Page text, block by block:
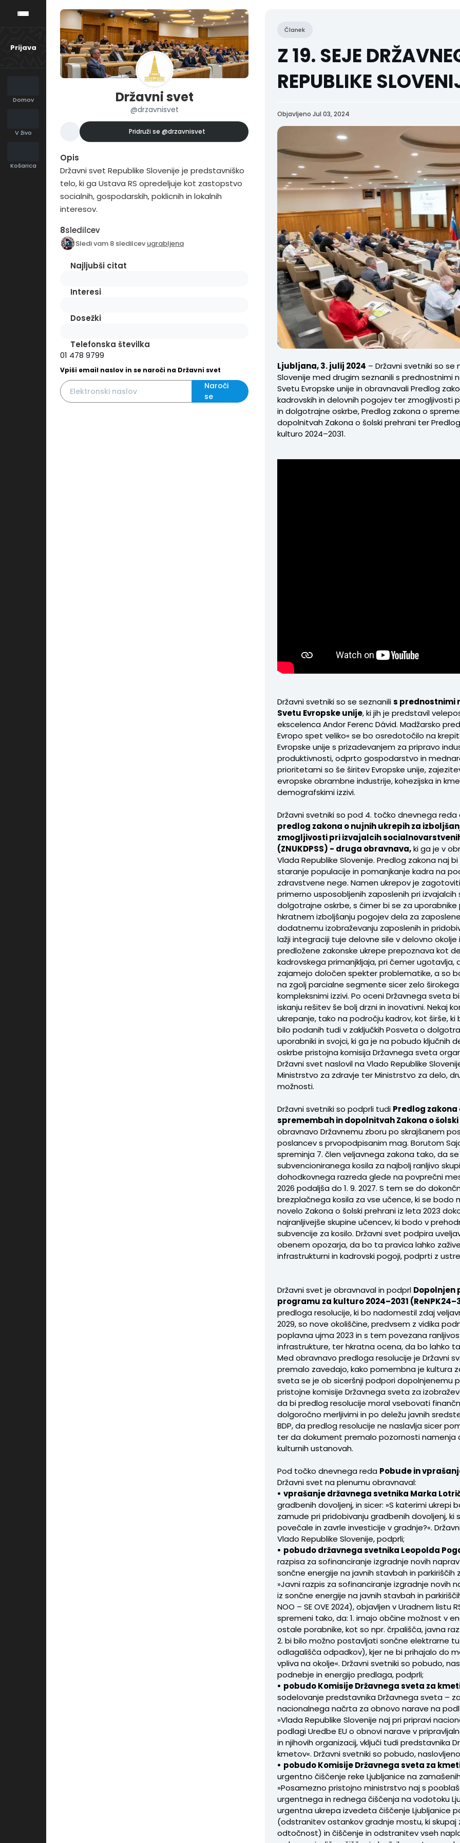
Prijava
Domov
V živo
Košarica
Državni svet
@drzavnisvet
Pridruži se @drzavnisvet
Opis
Državni svet Republike Slovenije je predstavniško
telo, ki ga Ustava RS opredeljuje kot zastopstvo
socialnih, gospodarskih, poklicnih in lokalnih
interesov.
8sledilcev
Sledi vam 8 sledilcev ugrabljena
Najljubši citat
Interesi
Dosežki
Telefonska številka
01 478 9799
Vpiši email naslov in se naroči na Državni svet
Naroči
se
Članek
Z 19. SEJE
REPUBLIKE
Objavljeno Jul 03, 2024
Ljubljana, 3. julij 2024 – Državni svetniki so se
Slovenije med drugim seznanili s prednostnimi
Svetu Evropske unije in obravnavali Predlog
kadrovskih in delovnih pogojev ter zmogljivosti
in dolgotrajne oskrbe, Predlog zakona o
dopolnitvah Zakona o šolski prehrani ter
kulturo 2024–2031.
Državni svetniki so se seznanilis prednostnimi
Svetu Evropske unije, ki jih je predstavil
ekscelenca Andor Ferenc Dávid. Madžarsko
Evropo spet veliko« se bo osredotočilo na
Evropske unije s prizadevanjem za pripravo
produktivnosti, odprto gospodarstvo in
prioritetami so še širitev Evropske unije,
evropske obrambne industrije, kohezijska in
demografskimi izzivi.
Državni svetniki so pod 4. točko dnevnega
predlog zakona o nujnih ukrepih za
zmogljivosti pri izvajalcih
(ZNUKDPSS) - druga obravnava,ki ga je v
Vlada Republike Slovenije. Predlog zakona naj
staranje populacije in pomanjkanje kadra na
zdravstvene nege. Namen ukrepov je
primerno usposobljenih zaposlenih pri
dolgotrajne oskrbe, s čimer bi se za
hkratnem izboljšanju pogojev dela za
dodatnemu izobraževanju zaposlenih in
lažji integraciji tuje delovne sile v delovno okolje
predložene zakonske ukrepe prepoznava kot
kadrovskega primanjkljaja, pri čemer ugotavlja,
zajamejo določen spekter problematike, a so
na zgolj parcialne segmente sicer zelo
kompleksnimi izzivi. Po oceni Državnega sveta
iskanju rešitev še bolj drzni in inovativni. Nekaj
ukrepanje, tako na področju kadrov, kot širše,
bilo podanih tudi v zaključkih Posveta o
uporabniki in svojci, ki ga je na pobudo ključnih
oskrbe pristojna komisija Državnega sveta
Državni svet naslovil na Vlado Republike
Ministrstvo za zdravje ter Ministrstvo za delo,
možnosti.
Državni svetniki so podprli tudi Predlog
spremembah in dopolnitvah Zakona o
obravnavo Državnemu zboru po skrajšanem
poslancev s prvopodpisanim mag. Borutom
spreminja 7. člen veljavnega zakona tako, da
subvencioniranega kosila za najbolj ranljivo
dohodkovnega razreda glede na povprečni
2026 podaljša do 1. 9. 2027. S tem se do
brezplačnega kosila za vse učence, ki se bodo
novelo Zakona o šolski prehrani iz leta 2023
najranljivejše skupine učencev, ki bodo v
subvencije za kosilo. Državni svet podpira
obenem opozarja, da bo ta pravica lahko
infrastrukturni in kadrovski pogoji, podprti z
Državni svet je obravnaval in podprl Dopolnjen
programu za kulturo 2024–2031
predloga resolucije, ki bo nadomestil zdaj
2029, so nove okoliščine, predvsem z vidika
poplavna ujma 2023 in s tem povezana
infrastrukture, ter hkratna ocena, da bo lahko
Med obravnavo predloga resolucije je Državni
premalo zavedajo, kako pomembna je kultura
sveta se je ob siceršnji podpori dopolnjenemu
pristojne komisije Državnega sveta za
da bi predlog resolucije moral vsebovati
dolgoročno merljivimi in po deležu javnih
BDP, da predlog resolucije ne naslavlja sicer
ter da dokument premalo pozornosti namenja
kulturnih ustanovah.
Pod točko dnevnega reda Pobude in
Državni svet na plenumu obravnaval:
• vprašanje državnega svetnika Marka
gradbenih dovoljenj, in sicer: »S katerimi ukrepi
zamude pri pridobivanju gradbenih dovoljenj,
povečale in zavrle investicije v gradnje?«.
Vlado Republike Slovenije, podprli;
• pobudo državnega svetnika Leopolda
razpisa za sofinanciranje izgradnje novih
sončne energije na javnih stavbah in parkiriščih
»Javni razpis za sofinanciranje izgradnje novih
iz sončne energije na javnih stavbah in
NOO – SE OVE 2024), objavljen v Uradnem listu
spremeni tako, da: 1. imajo občine možnost v
ostale porabnike, kot so npr. črpališča, javna
2. bi bilo možno postavljati sončne elektrarne
odlagališča odpadkov), kjer ne bi prihajalo do
vpliva na okolje«. Državni svetniki so pobudo,
podnebje in energijo predlaga, podprli;
• pobudo Komisije Državnega sveta za
sodelovanje predstavnika Državnega sveta –
nacionalnega načrta za obnovo narave na
»Vlada Republike Slovenije naj pri pripravi
podlagi Uredbe EU o obnovi narave v
in njihovih organizacij, vključi tudi predstavnika
kmetov«. Državni svetniki so pobudo,
• pobudo Komisije Državnega sveta za
urgentno čiščenje reke Ljubljanice na
»Posamezno pristojno ministrstvo naj s
urgentnega in rednega čiščenja na vodotoku
urgentna ukrepa izvedeta čiščenje Ljubljanice
(odstranitev ostankov gradnje mostu, ki
odtočnost) in čiščenje in odstranitev vseh